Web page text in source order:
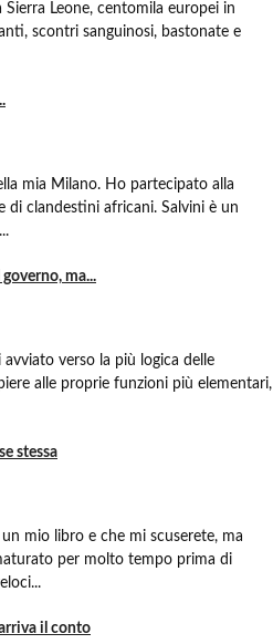
Leone, centomila europei in
scontri sanguinosi, bastonate e
mia Milano. Ho partecipato alla
di clandestini africani. Salvini è un
ma...
verso la più logica delle
alle proprie funzioni più elementari,
stessa
mio libro e che mi scuserete, ma
per molto tempo prima di
il conto